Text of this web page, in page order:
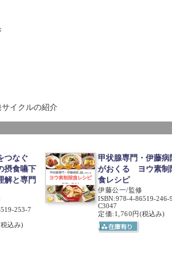
イクルの紹介
つなぐ
摂食嚥下
解と専門
253-7
込み)
甲状腺専門・伊藤病
がおくる ヨウ素制
食レシピ
伊藤公一/監修
ISBN:978-4-86519-246-9
C3047
定価:1,760円(税込み)